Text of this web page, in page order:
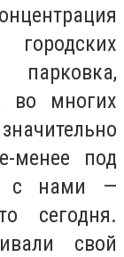
парковка,
во многих
менее под
с нами —
сегодня.
свой